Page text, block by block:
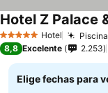
5 Estrellas Hotel
Hotel Z Palace
8,8 Excelente 2.253
Elige fechas para